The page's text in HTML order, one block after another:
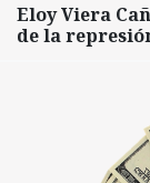
Eloy Viera
de la